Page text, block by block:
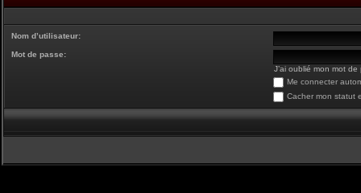
Nom d’utilisateur:
Mot de passe:
J’ai oublié mon mot de
Me connecter
Cacher mon statut